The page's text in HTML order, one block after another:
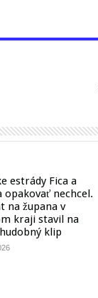
estrády Fica a
opakovať nechcel.
na župana v
kraji stavil na
klip